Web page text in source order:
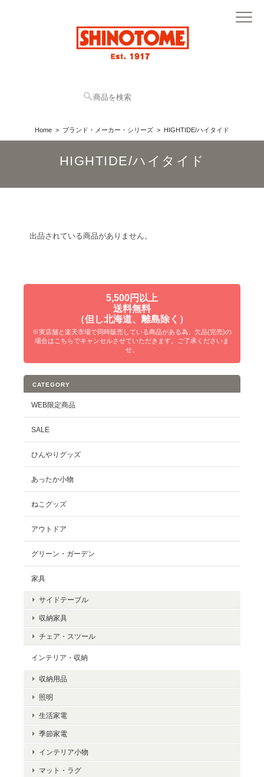
Home ブランド・メーカー・シリーズ HIGHTIDE/ハイタイド
HIGHTIDE/ハイタイド
出品されている商品がありません。
5,500円以上
送料無料
（但し北海道、離島除く）
※実店舗と楽天市場で同時販売している商品がある為、欠品(完売)の
場合はこちらでキャンセルさせていただきます。ご了承くださいま
せ。
CATEGORY
WEB限定商品
SALE
ひんやりグッズ
あったか小物
ねこグッズ
アウトドア
グリーン・ガーデン
家具
サイドテーブル
収納家具
チェア・スツール
インテリア・収納
収納用品
照明
生活家電
季節家電
インテリア小物
マット・ラグ